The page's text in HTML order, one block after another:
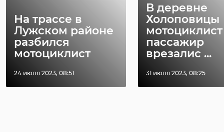
На трассе в
Лужском районе
разбился
мотоциклист
24 июля 2023, 08:51
В деревне
Холоповицы
пассажир
врезалис ...
31 июля 2023, 08:25